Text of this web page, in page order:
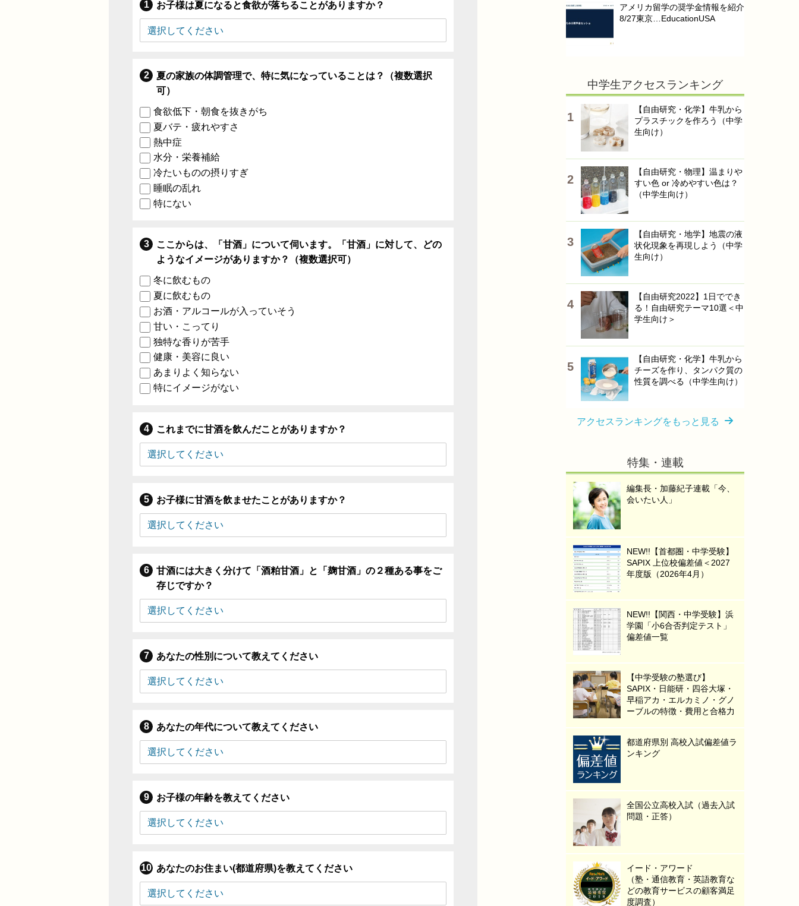
お子様は夏になると食欲が落ちることがありますか？
夏の家族の体調管理で、特に気になっていることは？（複数選択
可）
食欲低下・朝食を抜きがち
夏バテ・疲れやすさ
熱中症
水分・栄養補給
冷たいものの摂りすぎ
睡眠の乱れ
特にない
ここからは、「甘酒」について伺います。「甘酒」に対して、どの
ようなイメージがありますか？（複数選択可）
冬に飲むもの
夏に飲むもの
お酒・アルコールが入っていそう
甘い・こってり
独特な香りが苦手
健康・美容に良い
あまりよく知らない
特にイメージがない
これまでに甘酒を飲んだことがありますか？
お子様に甘酒を飲ませたことがありますか？
甘酒には大きく分けて「酒粕甘酒」と「麹甘酒」の２種ある事をご
存じですか？
あなたの性別について教えてください
あなたの年代について教えてください
お子様の年齢を教えてください
あなたのお住まい(都道府県)を教えてください
アメリカ留学の奨学金情報を紹介
8/27東京…EducationUSA
中学生アクセスランキング
【自由研究・化学】牛乳から
プラスチックを作ろう（中学
生向け）
【自由研究・物理】温まりや
すい色 or 冷めやすい色は？
（中学生向け）
【自由研究・地学】地震の液
状化現象を再現しよう（中学
生向け）
【自由研究2022】1日ででき
る！自由研究テーマ10選＜中
学生向け＞
【自由研究・化学】牛乳から
チーズを作り、タンパク質の
性質を調べる（中学生向け）
アクセスランキングをもっと見る
特集・連載
編集長・加藤紀子連載「今、
会いたい人」
NEW!!【首都圏・中学受験】
SAPIX 上位校偏差値＜2027
年度版（2026年4月）
NEW!!【関西・中学受験】浜
学園「小6合否判定テスト」
偏差値一覧
【中学受験の塾選び】
SAPIX・日能研・四谷大塚・
早稲アカ・エルカミノ・グノ
ーブルの特徴・費用と合格力
都道府県別 高校入試偏差値ラ
ンキング
全国公立高校入試（過去入試
問題・正答）
イード・アワード
（塾・通信教育・英語教育な
どの教育サービスの顧客満足
度調査）